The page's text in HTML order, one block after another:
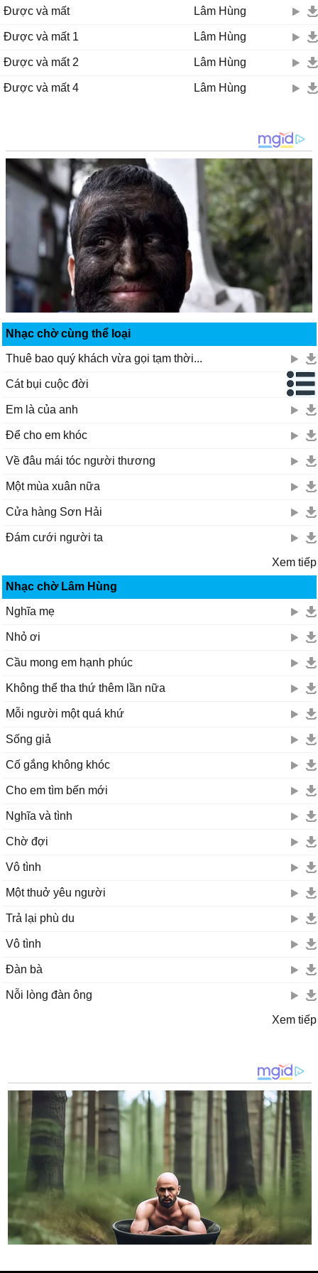
Được và mất
Lâm Hùng
Được và mất 1 Lâm Hùng
Được và mất 2 Lâm Hùng
Được và mất 4 Lâm Hùng
Nhạc chờ cùng thể loại
Thuê bao quý khách vừa gọi tạm thời...
Cát bụi cuộc đời
Em là của anh
Để cho em khóc
Về đâu mái tóc người thương
Một mùa xuân nữa
Cửa hàng Sơn Hải
Đám cưới người ta
Xem tiếp
Nhạc chờ Lâm Hùng
Nghĩa mẹ
Nhỏ ơi
Cầu mong em hạnh phúc
Không thể tha thứ thêm lần nữa
Mỗi người một quá khứ
Sống giả
Cố gắng không khóc
Cho em tìm bến mới
Nghĩa và tình
Chờ đợi
Vô tình
Một thuở yêu người
Trả lại phù du
Vô tình
Đàn bà
Nỗi lòng đàn ông
Xem tiếp